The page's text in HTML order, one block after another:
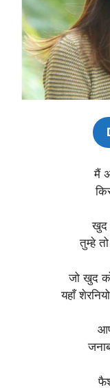
मैं
खुद
तुम्हे
जो खुद
यहाँ